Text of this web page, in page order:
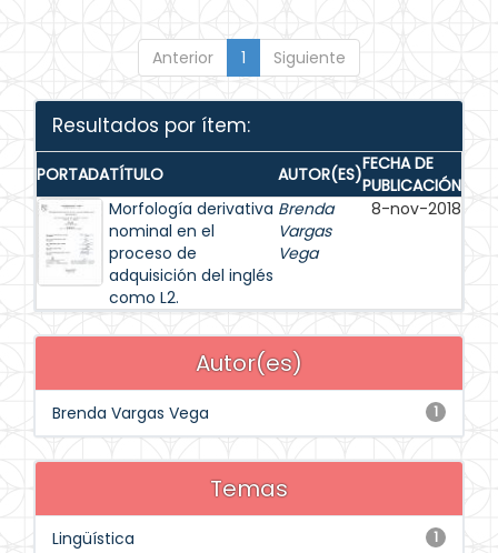
Anterior 1 Siguiente
Resultados por ítem:
PORTADATÍTULO AUTOR(ES)FECHA DE
PUBLICACIÓN
Morfología derivativa
nominal en el
proceso de
adquisición del inglés
como L2.
Brenda
Vargas
Vega
8-nov-2018
Autor(es)
1
Brenda Vargas Vega
Temas
1
Lingüística